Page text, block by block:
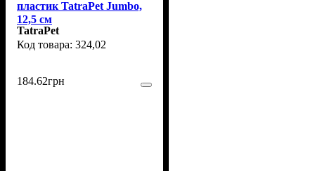
пластик TatraPet Jumbo,
12,5 см
TatraPet
324,02
184.62грн